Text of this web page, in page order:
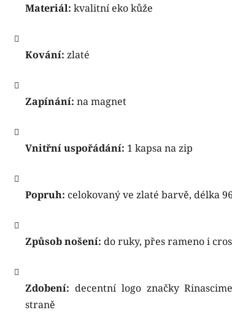
Materiál: kvalitní eko kůže
Kování: zlaté
Zapínání: na magnet
Vnitřní uspořádání: 1 kapsa na zip
Popruh: celokovaný ve zlaté barvě, délka
Způsob nošení: do ruky, přes rameno i
Zdobení: decentní logo značky
straně